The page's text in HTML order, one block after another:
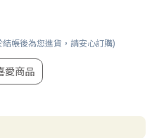
帳後為您進貨，請安心訂購)
愛商品